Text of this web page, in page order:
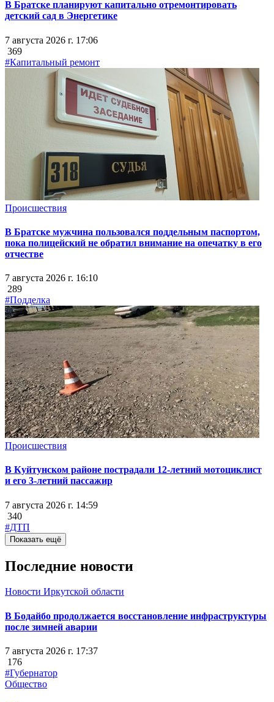
В Братске планируют капитально отремонтировать
детский сад в Энергетике
7 августа 2026 г. 17:06
369
#Капитальный ремонт
Происшествия
В Братске мужчина пользовался поддельным паспортом,
пока полицейский не обратил внимание на опечатку в его
отчестве
7 августа 2026 г. 16:10
289
#Подделка
Происшествия
В Куйтунском районе пострадали 12-летний мотоциклист
и его 3-летний пассажир
7 августа 2026 г. 14:59
340
#ДТП
Показать ещё
Последние новости
Новости Иркутской области
В Бодайбо продолжается восстановление инфраструктуры
после зимней аварии
7 августа 2026 г. 17:37
176
#Губернатор
Общество